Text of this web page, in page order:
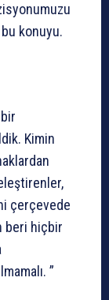
konuyu.
Kimin
çerçevede
beri hiçbir
”